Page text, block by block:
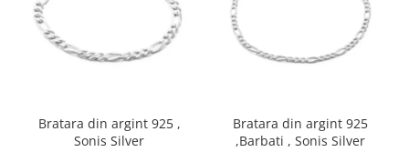
Bratara din argint 925 ,
Sonis Silver
Bratara din argint 925
,Barbati , Sonis Silver